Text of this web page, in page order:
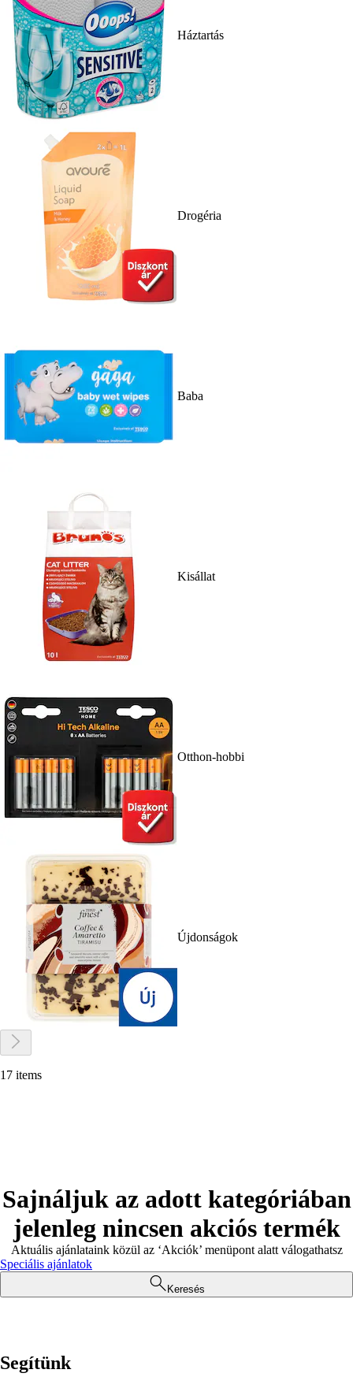
Háztartás
Drogéria
Baba
Kisállat
Otthon-hobbi
Újdonságok
17 items
Sajnáljuk az adott kategóriában
jelenleg nincsen akciós termék
Aktuális ajánlataink közül az ‘Akciók’ menüpont alatt válogathatsz
Speciális ajánlatok
Keresés
Segítünk